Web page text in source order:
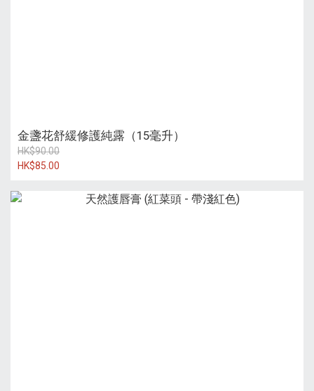
金盞花舒緩修護純露（15毫升）
HK$90.00
HK$85.00